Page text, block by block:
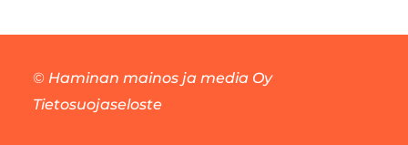
© Haminan mainos ja media Oy
Tietosuojaseloste